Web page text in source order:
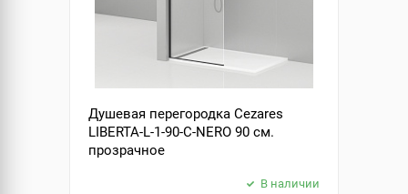
Душевая перегородка Cezares
LIBERTA-L-1-90-C-NERO 90 см.
прозрачное
В наличии